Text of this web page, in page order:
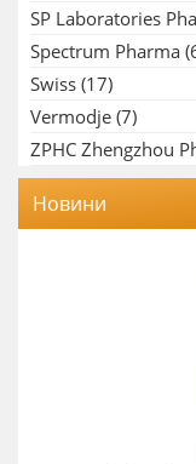
SP Laboratories
Spectrum Pharma
Swiss (17)
Vermodje (7)
ZPHC Zhengzhou
Новини